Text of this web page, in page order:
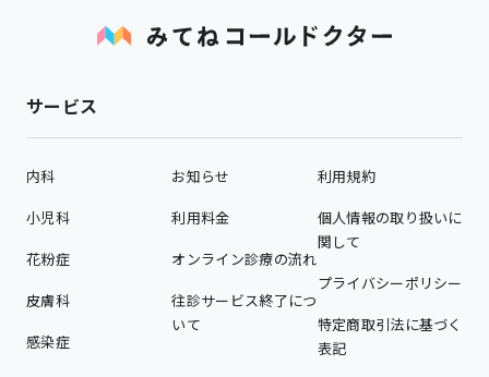
サービス
内科
小児科
花粉症
皮膚科
感染症
お知らせ
利用料金
オンライン診療の流れ
往診サービス終了につ
いて
利用規約
個人情報の取り扱いに
関して
プライバシーポリシー
特定商取引法に基づく
表記